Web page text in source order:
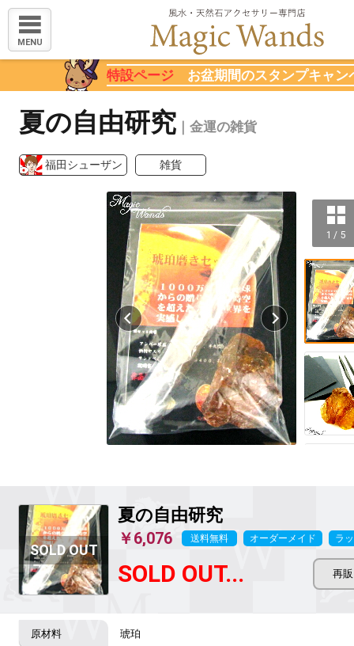
MENU
特設ページ お盆期間のスタンプキャン
夏の自由研究 ｜金運の雑貨
福田シューザン 雑貨
1 / 5
夏の自由研究
￥6,076 送料無料 オーダーメイド ラ
SOLD OUT...
琥珀